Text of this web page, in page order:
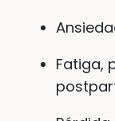
Fatiga,